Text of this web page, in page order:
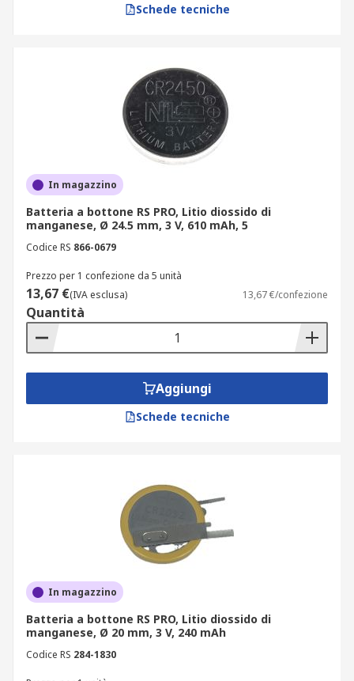
Schede tecniche
In magazzino
Batteria a bottone RS PRO, Litio diossido di
manganese, Ø 24.5 mm, 3 V, 610 mAh, 5
Codice RS 866-0679
Prezzo per 1 confezione da 5 unità
13,67 €(IVA esclusa) 13,67 €/confezione
Quantità
Aggiungi
Schede tecniche
In magazzino
Batteria a bottone RS PRO, Litio diossido di
manganese, Ø 20 mm, 3 V, 240 mAh
Codice RS 284-1830